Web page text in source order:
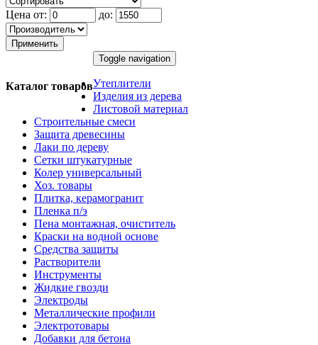
Цена от: до:
Применить
Каталог товаров
Toggle navigation
Утеплители
Изделия из дерева
Листовой материал
Строительные смеси
Защита древесины
Лаки по дереву
Сетки штукатурные
Колер универсальный
Хоз. товары
Плитка, керамогранит
Пленка п/э
Пена монтажная, очиститель
Краски на водной основе
Средства защиты
Растворители
Инструменты
Жидкие гвозди
Электроды
Металлические профили
Электротовары
Добавки для бетона